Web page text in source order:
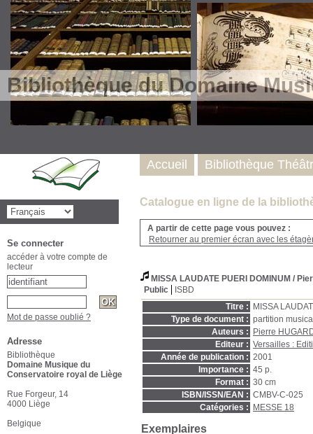
Bibliothèque du Domaine
Catalogue en ligne de la
A partir de cette page vous pouvez :
Retourner au premier écran avec les
MISSA LAUDATE PUERI DOMINUM /
Public
ISBD
Titre :
MISSA
Type de document : partition
Auteurs :
Pierre
Editeur : Versailles :
Année de publication : 2001
Importance : 45 p.
Format : 30 cm
ISBN/ISSN/EAN : CMBV-C-025
Catégories :
MESSE 18
Exemplaires
Accueil Bibliothèque
Se connecter
accéder à votre compte de
lecteur
Mot de passe oublié ?
Adresse
Bibliothèque
Domaine Musique du
Conservatoire royal de Liège
Rue Forgeur, 14
4000 Liège
Belgique